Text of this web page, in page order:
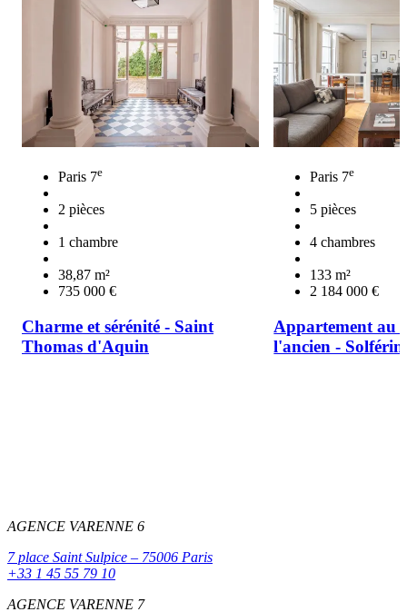
Paris 7e
2 pièces
1 chambre
38,87 m²
735 000 €
Charme et sérénité - Saint
Thomas d'Aquin
Paris 7e
5 pièces
4 chambres
133 m²
2 184 000 €
Appartement au
l'ancien -
AGENCE VARENNE 6
7 place Saint Sulpice – 75006 Paris
+33 1 45 55 79 10
AGENCE VARENNE 7